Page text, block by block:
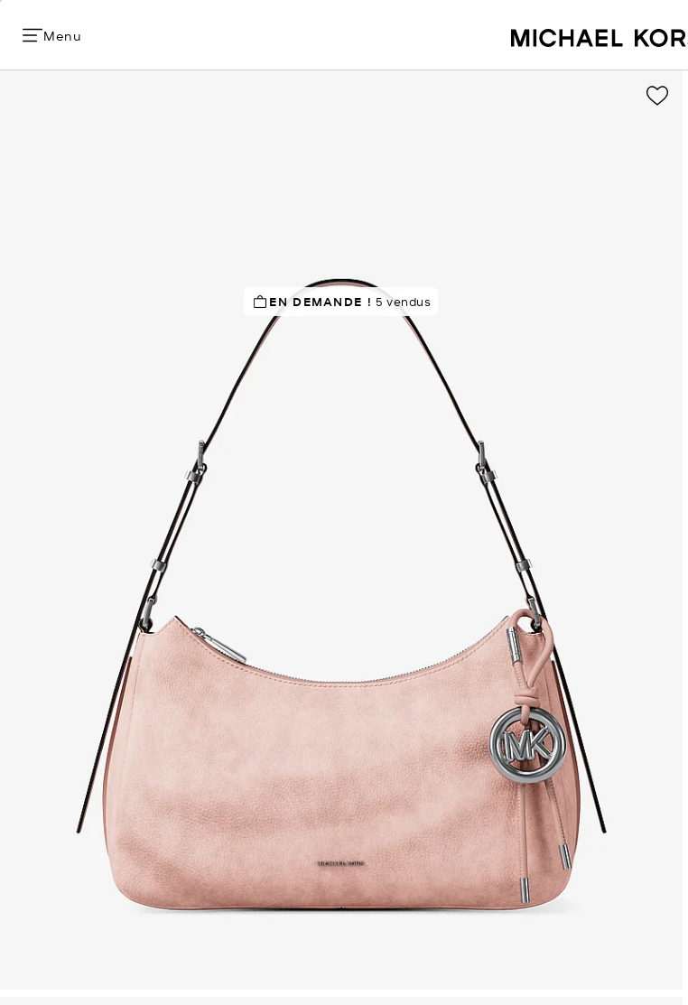
Menu
EN DEMANDE !
NE PASSEZ PAS À CÔTÉ!dans 48 paniers en 48 h